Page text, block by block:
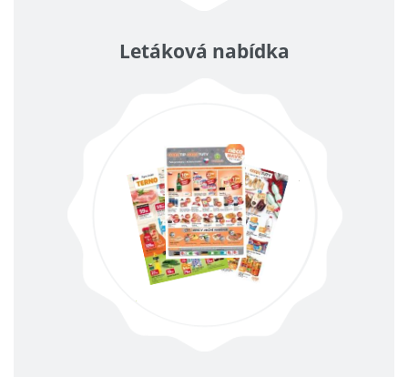
Letáková nabídka